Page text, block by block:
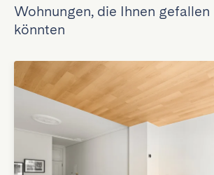
Wohnungen, die Ihnen gefallen
könnten